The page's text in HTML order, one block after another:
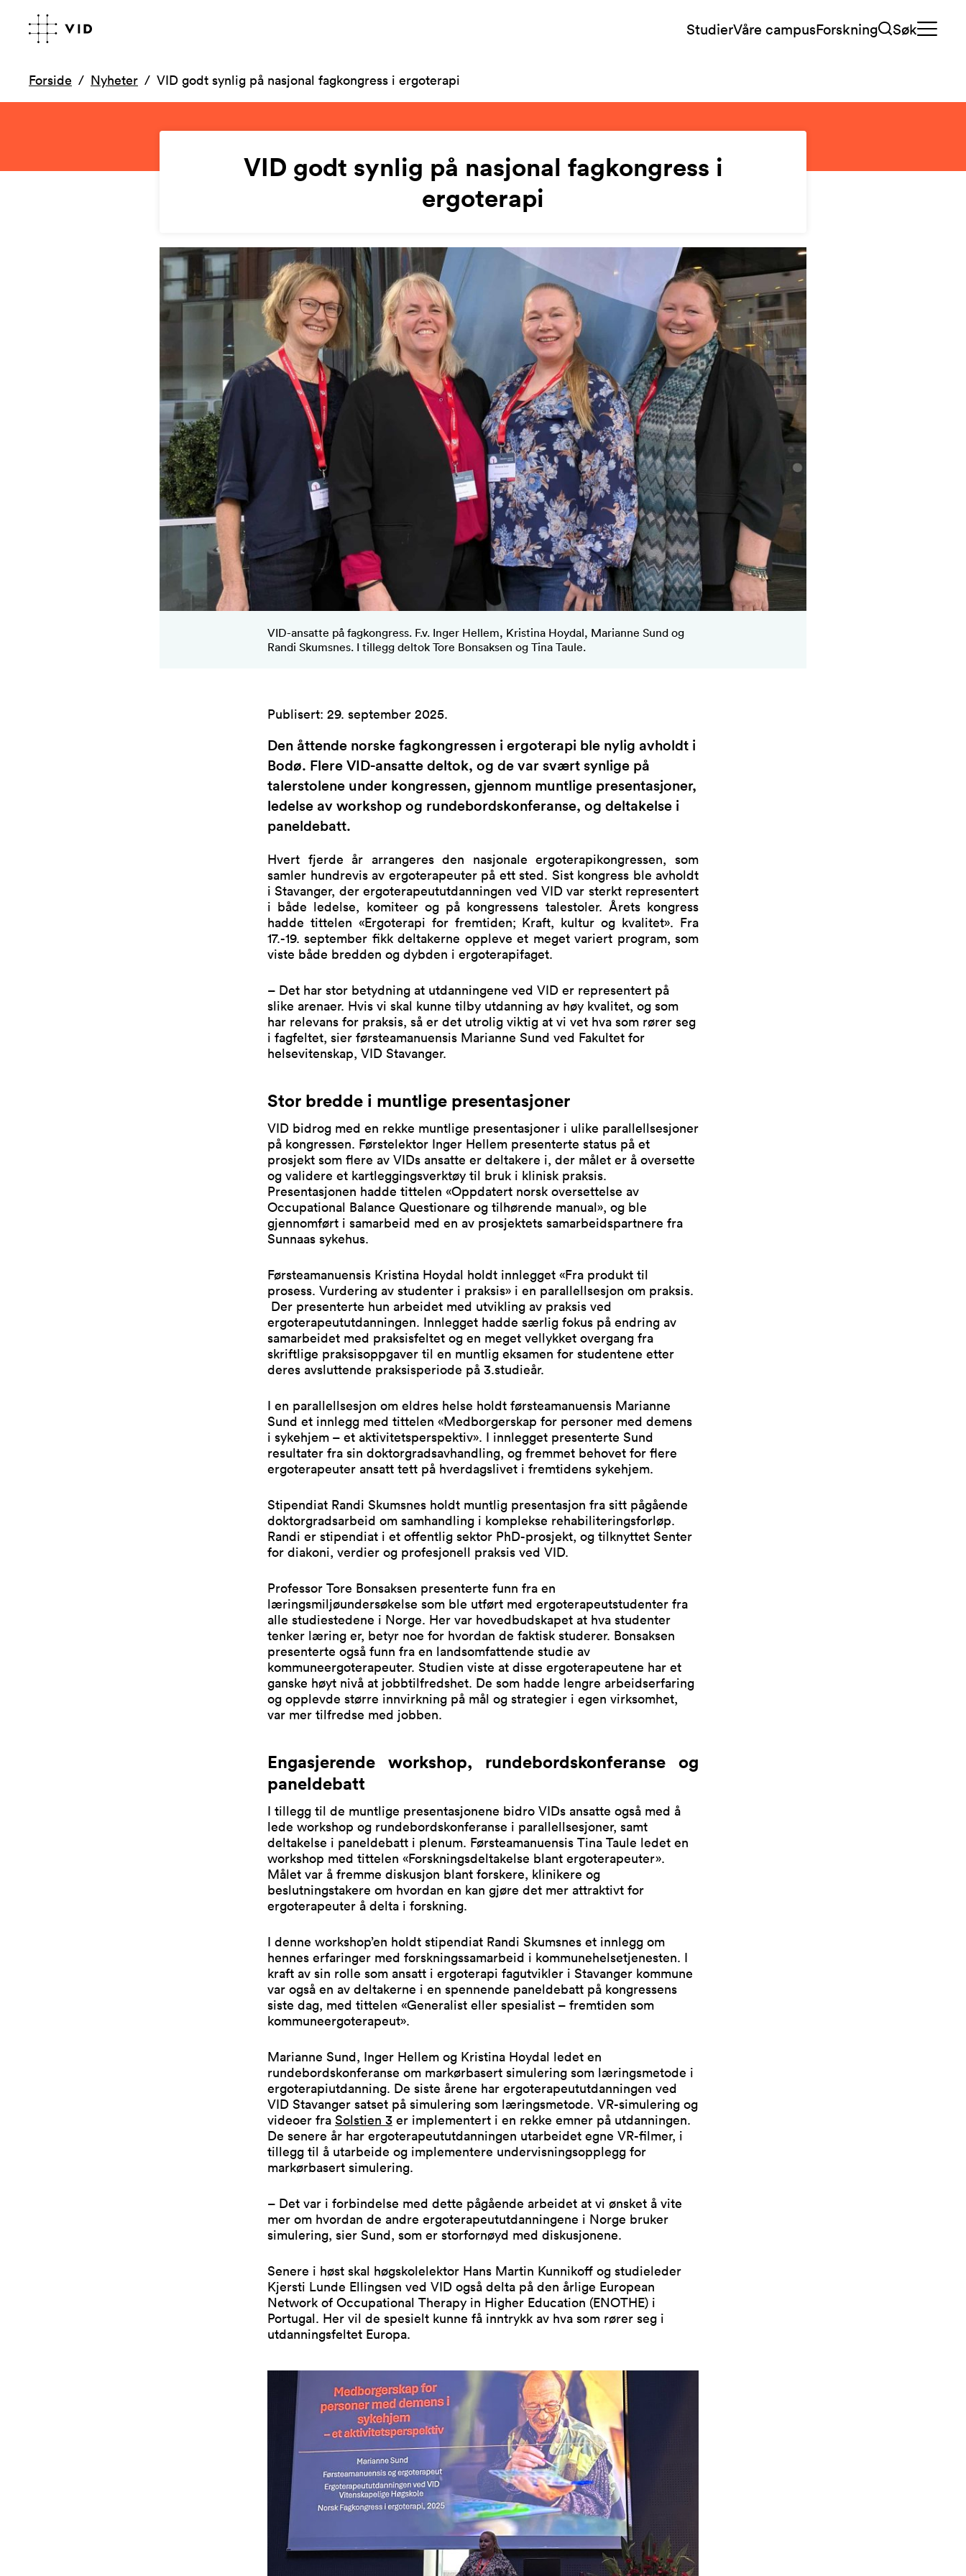
StudierVåre campusForskning Søk
Forside Nyheter VID godt synlig på nasjonal fagkongress i ergoterapi
VID godt synlig på nasjonal fagkongress i
ergoterapi
VID-ansatte på fagkongress. F.v. Inger Hellem, Kristina Hoydal, Marianne Sund og
Randi Skumsnes. I tillegg deltok Tore Bonsaksen og Tina Taule.
Publisert: 29. september 2025.
Den åttende norske fagkongressen i ergoterapi ble nylig avholdt i
Bodø. Flere VID-ansatte deltok, og de var svært synlige på
talerstolene under kongressen, gjennom muntlige presentasjoner,
ledelse av workshop og rundebordskonferanse, og deltakelse i
paneldebatt.
Hvert fjerde år arrangeres den nasjonale ergoterapikongressen, som
samler hundrevis av ergoterapeuter på ett sted. Sist kongress ble avholdt
i Stavanger, der ergoterapeututdanningen ved VID var sterkt representert
i både ledelse, komiteer og på kongressens talestoler. Årets kongress
hadde tittelen «Ergoterapi for fremtiden; Kraft, kultur og kvalitet». Fra
17.-19. september fikk deltakerne oppleve et meget variert program, som
viste både bredden og dybden i ergoterapifaget.
– Det har stor betydning at utdanningene ved VID er representert på
slike arenaer. Hvis vi skal kunne tilby utdanning av høy kvalitet, og som
har relevans for praksis, så er det utrolig viktig at vi vet hva som rører seg
i fagfeltet, sier førsteamanuensis Marianne Sund ved Fakultet for
helsevitenskap, VID Stavanger.
Stor bredde i muntlige presentasjoner
VID bidrog med en rekke muntlige presentasjoner i ulike parallellsesjoner
på kongressen. Førstelektor Inger Hellem presenterte status på et
prosjekt som flere av VIDs ansatte er deltakere i, der målet er å oversette
og validere et kartleggingsverktøy til bruk i klinisk praksis.
Presentasjonen hadde tittelen «Oppdatert norsk oversettelse av
Occupational Balance Questionare og tilhørende manual», og ble
gjennomført i samarbeid med en av prosjektets samarbeidspartnere fra
Sunnaas sykehus.
Førsteamanuensis Kristina Hoydal holdt innlegget «Fra produkt til
prosess. Vurdering av studenter i praksis» i en parallellsesjon om praksis.
Der presenterte hun arbeidet med utvikling av praksis ved
ergoterapeututdanningen. Innlegget hadde særlig fokus på endring av
samarbeidet med praksisfeltet og en meget vellykket overgang fra
skriftlige praksisoppgaver til en muntlig eksamen for studentene etter
deres avsluttende praksisperiode på 3.studieår.
I en parallellsesjon om eldres helse holdt førsteamanuensis Marianne
Sund et innlegg med tittelen «Medborgerskap for personer med demens
i sykehjem – et aktivitetsperspektiv». I innlegget presenterte Sund
resultater fra sin doktorgradsavhandling, og fremmet behovet for flere
ergoterapeuter ansatt tett på hverdagslivet i fremtidens sykehjem.
Stipendiat Randi Skumsnes holdt muntlig presentasjon fra sitt pågående
doktorgradsarbeid om samhandling i komplekse rehabiliteringsforløp.
Randi er stipendiat i et offentlig sektor PhD-prosjekt, og tilknyttet Senter
for diakoni, verdier og profesjonell praksis ved VID.
Professor Tore Bonsaksen presenterte funn fra en
læringsmiljøundersøkelse som ble utført med ergoterapeutstudenter fra
alle studiestedene i Norge. Her var hovedbudskapet at hva studenter
tenker læring er, betyr noe for hvordan de faktisk studerer. Bonsaksen
presenterte også funn fra en landsomfattende studie av
kommuneergoterapeuter. Studien viste at disse ergoterapeutene har et
ganske høyt nivå at jobbtilfredshet. De som hadde lengre arbeidserfaring
og opplevde større innvirkning på mål og strategier i egen virksomhet,
var mer tilfredse med jobben.
Engasjerende workshop, rundebordskonferanse og
paneldebatt
I tillegg til de muntlige presentasjonene bidro VIDs ansatte også med å
lede workshop og rundebordskonferanse i parallellsesjoner, samt
deltakelse i paneldebatt i plenum. Førsteamanuensis Tina Taule ledet en
workshop med tittelen «Forskningsdeltakelse blant ergoterapeuter».
Målet var å fremme diskusjon blant forskere, klinikere og
beslutningstakere om hvordan en kan gjøre det mer attraktivt for
ergoterapeuter å delta i forskning.
I denne workshop’en holdt stipendiat Randi Skumsnes et innlegg om
hennes erfaringer med forskningssamarbeid i kommunehelsetjenesten. I
kraft av sin rolle som ansatt i ergoterapi fagutvikler i Stavanger kommune
var også en av deltakerne i en spennende paneldebatt på kongressens
siste dag, med tittelen «Generalist eller spesialist – fremtiden som
kommuneergoterapeut».
Marianne Sund, Inger Hellem og Kristina Hoydal ledet en
rundebordskonferanse om markørbasert simulering som læringsmetode i
ergoterapiutdanning. De siste årene har ergoterapeututdanningen ved
VID Stavanger satset på simulering som læringsmetode. VR-simulering og
videoer fra Solstien 3 er implementert i en rekke emner på utdanningen.
De senere år har ergoterapeututdanningen utarbeidet egne VR-filmer, i
tillegg til å utarbeide og implementere undervisningsopplegg for
markørbasert simulering.
– Det var i forbindelse med dette pågående arbeidet at vi ønsket å vite
mer om hvordan de andre ergoterapeututdanningene i Norge bruker
simulering, sier Sund, som er storfornøyd med diskusjonene.
Senere i høst skal høgskolelektor Hans Martin Kunnikoff og studieleder
Kjersti Lunde Ellingsen ved VID også delta på den årlige European
Network of Occupational Therapy in Higher Education (ENOTHE) i
Portugal. Her vil de spesielt kunne få inntrykk av hva som rører seg i
utdanningsfeltet Europa.